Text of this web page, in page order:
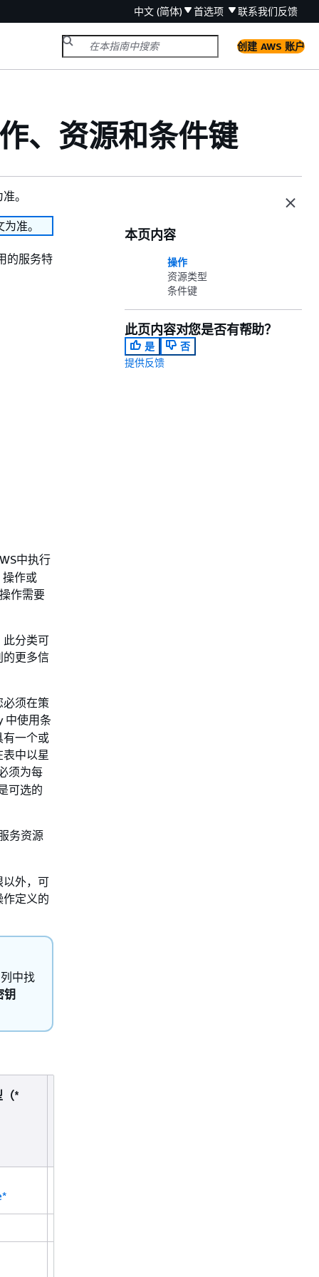
中文 (简体) 首选项 联系我们反馈
创建 AWS 账户
、资源和条件键
。
准。
的服务特
中执行
操作或
作需要
此分类可
的更多信
须在策
中使用条
有一个或
中以星
须为每
可选的
务资源
以外，可
定义的
列中找
钥
（*
本页内容
操作
资源类型
条件键
此页内容对您是否有帮助？
是
否
提供反馈